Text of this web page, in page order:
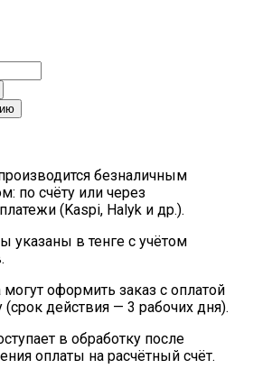
безналичным
по счёту или через
(Kaspi, Halyk и др.).
указаны в тенге с учётом
оформить заказ с оплатой
(срок действия — 3 рабочих дня).
в обработку после
оплаты на расчётный счёт.